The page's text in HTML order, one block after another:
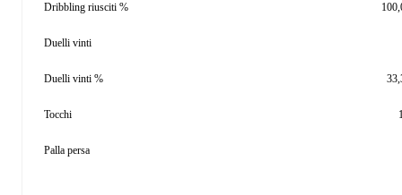
Dribbling riusciti %
Duelli vinti
Duelli vinti %
Tocchi
Palla persa